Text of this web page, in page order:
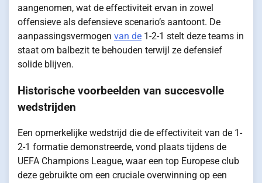
aangenomen, wat de effectiviteit ervan in zowel
offensieve als defensieve scenario’s aantoont. De
aanpassingsvermogen van de 1-2-1 stelt deze teams in
staat om balbezit te behouden terwijl ze defensief
solide blijven.
Historische voorbeelden van succesvolle
wedstrijden
Een opmerkelijke wedstrijd die de effectiviteit van de 1-
2-1 formatie demonstreerde, vond plaats tijdens de
UEFA Champions League, waar een top Europese club
deze gebruikte om een cruciale overwinning op een